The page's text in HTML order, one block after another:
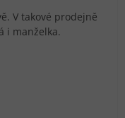
V takové prodejně
i manželka.
5 hvězdiček.